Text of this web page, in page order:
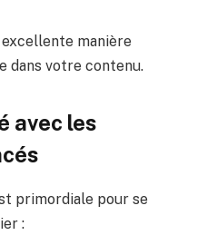
manière
dans votre contenu.
avec les
primordiale pour se
: